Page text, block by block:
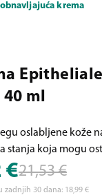
krema
40 ml
oslabljene kože
stanja koja mogu
€21,53 €
zadnjih 30 dana: 18,99 €